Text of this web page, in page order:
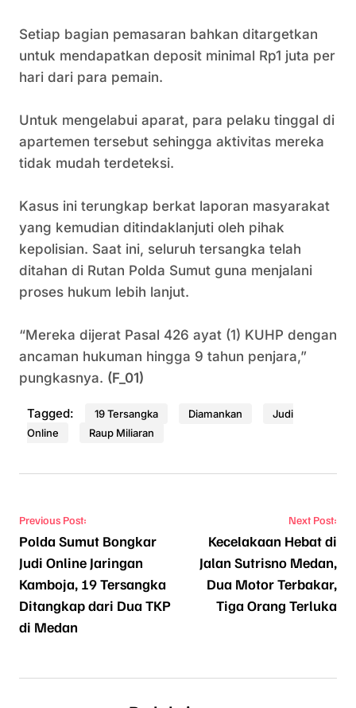
‎Setiap bagian pemasaran bahkan ditargetkan
untuk mendapatkan deposit minimal Rp1 juta per
hari dari para pemain.
‎Untuk mengelabui aparat, para pelaku tinggal di
apartemen tersebut sehingga aktivitas mereka
tidak mudah terdeteksi.
‎Kasus ini terungkap berkat laporan masyarakat
yang kemudian ditindaklanjuti oleh pihak
kepolisian. Saat ini, seluruh tersangka telah
ditahan di Rutan Polda Sumut guna menjalani
proses hukum lebih lanjut.
‎“Mereka dijerat Pasal 426 ayat (1) KUHP dengan
ancaman hukuman hingga 9 tahun penjara,”
pungkasnya. (F_01)
Tagged: 19 Tersangka Diamankan
Judi
Online
Raup Miliaran
Navigasi pos
Previous Post:
Polda Sumut Bongkar
Judi Online Jaringan
Kamboja, 19 Tersangka
Ditangkap dari Dua TKP
di Medan
Next Post:
Kecelakaan Hebat di
Jalan Sutrisno Medan,
Dua Motor Terbakar,
Tiga Orang Terluka